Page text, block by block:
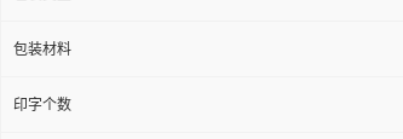
包装材料
印字个数